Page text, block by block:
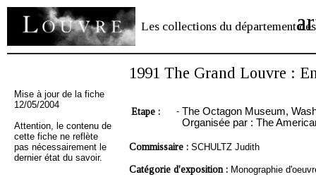
Les collections du département des
Mise à jour de la fiche
12/05/2004
Attention, le contenu de
cette fiche ne reflète
pas nécessairement le
dernier état du savoir.
1991 The Grand Louvre :
Etape : - The Octagon Museum,
Organisée par : The
Commissaire : SCHULTZ Judith
Catégorie d'exposition : Monographie